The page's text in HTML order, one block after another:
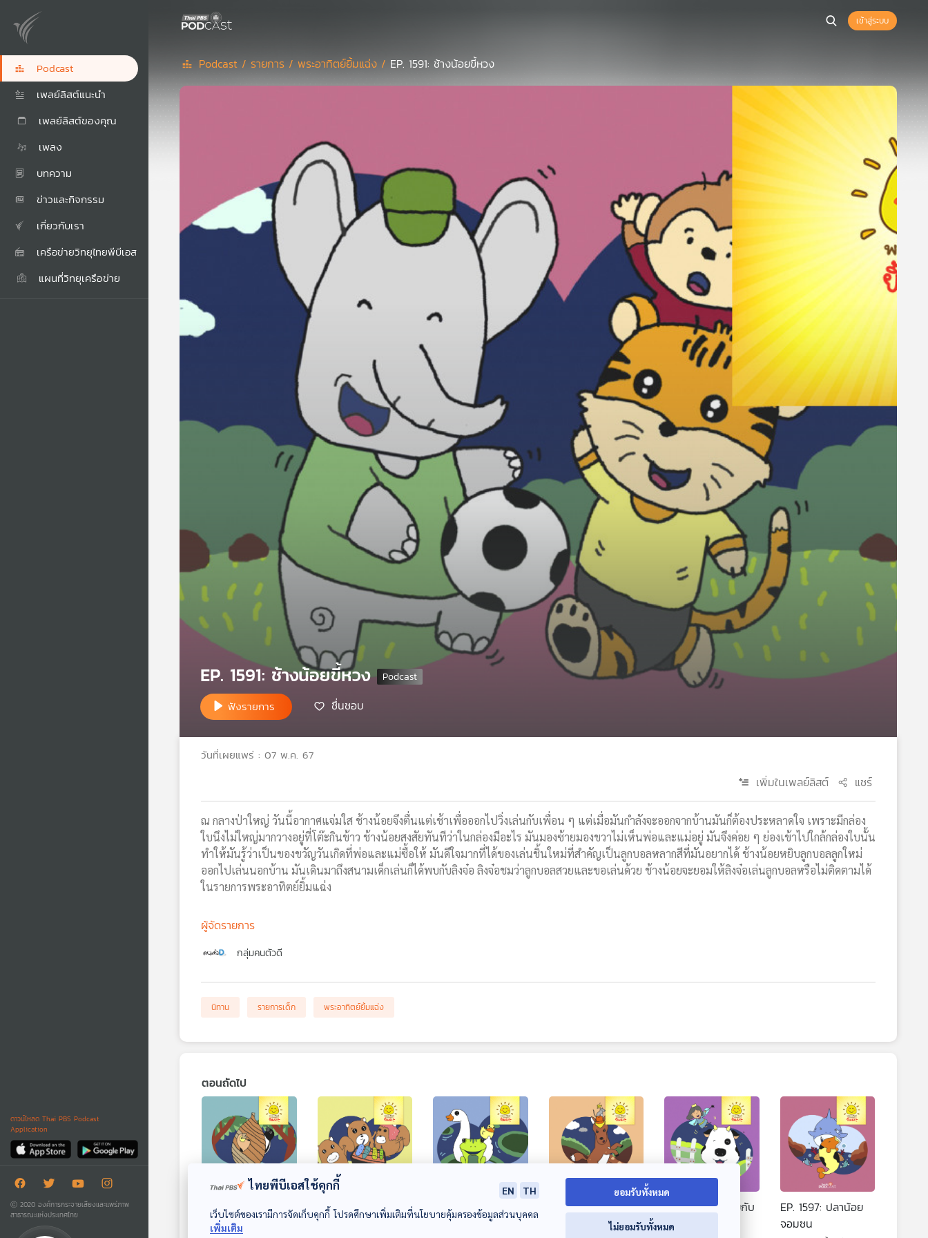
Podcast
เพลย์ลิสต์แนะนำ
เพลย์ลิสต์ของคุณ
เพลง
บทความ
ข่าวและกิจกรรม
เกี่ยวกับเรา
เครือข่ายวิทยุไทยพีบีเอส
แผนที่วิทยุเครือข่าย
ดาวน์โหลด Thai PBS Podcast
Application
Ⓒ 2020 องค์การกระจายเสียงและแพร่ภาพ
สาธารณะแห่งประเทศไทย
เข้าสู่ระบบ
Podcast / รายการ /พระอาทิตย์ยิ้มแฉ่ง / EP. 1591: ช้างน้อยขี้หวง
EP. 1591: ช้างน้อยขี้หวง
ฟังรายการ ชื่นชอบ
วันที่เผยแพร่ : 07 พ.ค. 67
เพิ่มในเพลย์ลิสต์ แชร์
ณ กลางป่าใหญ่ วันนี้อากาศแจ่มใส ช้างน้อยจึงตื่นแต่เช้าเพื่อออกไปวิ่งเล่นกับเพื่อน ๆ แต่เมื่อมันกำลังจะออกจากบ้านมันก็ต้องประหลาดใจ เพราะมีกล่อง
ใบนึงไม่ใหญ่มากวางอยู่ที่โต๊ะกินข้าว ช้างน้อยสงสัยทันทีว่าในกล่องมีอะไร มันมองซ้ายมองขวาไม่เห็นพ่อและแม่อยู่ มันจึงค่อย ๆ ย่องเข้าไปใกล้กล่องใบนั้น
ทำให้มันรู้ว่าเป็นของขวัญวันเกิดที่พ่อและแม่ซื้อให้ มันดีใจมากที่ได้ของเล่นชิ้นใหม่ที่สำคัญเป็นลูกบอลหลากสีที่มันอยากได้ ช้างน้อยหยิบลูกบอลลูกใหม่
ออกไปเล่นนอกบ้าน มันเดินมาถึงสนามเด็กเล่นก็ได้พบกับลิงจ๋อ ลิงจ๋อชมว่าลูกบอลสวยและขอเล่นด้วย ช้างน้อยจะยอมให้ลิงจ๋อเล่นลูกบอลหรือไม่ติดตามได้
ในรายการพระอาทิตย์ยิ้มแฉ่ง
ผู้จัดรายการ
กลุ่มคนตัวดี
นิทาน รายการเด็ก พระอาทิตย์ยิ้มแฉ่ง
ตอนถัดไป
EP. 1592: นกกางเขน
จอมขี้เกียจ
EP. 1593: กระรอก
น้อยในคืนที่ไฟดับ
EP. 1594: ลูกกบจอม
โม้
EP. 1595: ม้าน้อยกับ
EP. 1596: วัวน้อยกับ
นางฟ้า
EP. 1597: ปลาน้อย
จอมซน
ไทยพีบีเอสใช้คุกกี้ EN
TH
เว็บไซต์ของเรามีการจัดเก็บคุกกี้ โปรดศึกษาเพิ่มเติมที่นโยบายคุ้มครองข้อมูลส่วนบุคคล
เพิ่มเติม
ยอมรับทั้งหมด
ไม่ยอมรับทั้งหมด